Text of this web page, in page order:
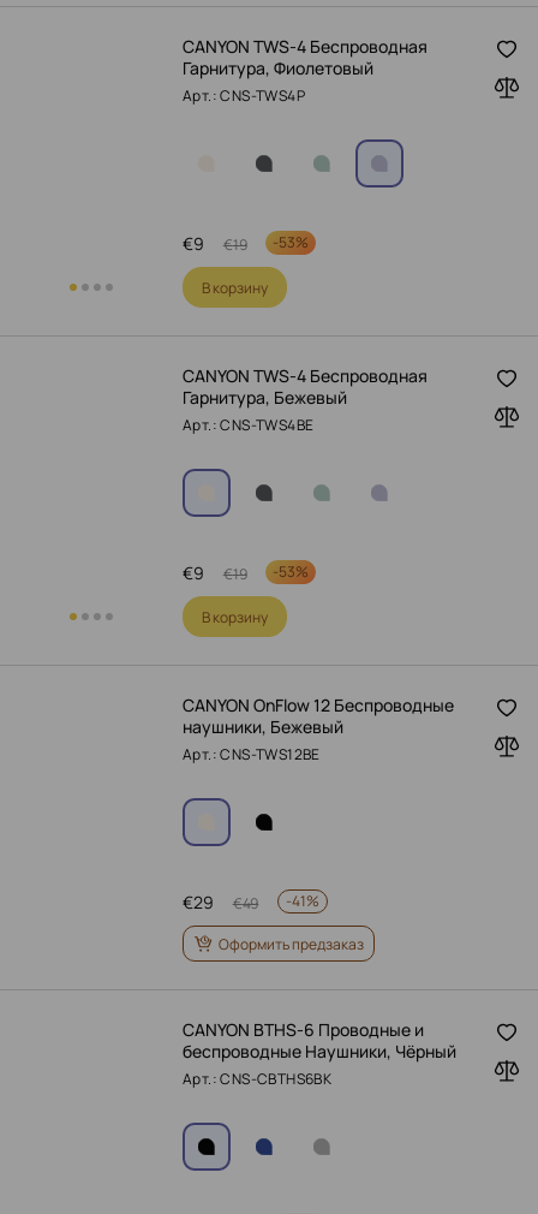
CANYON TWS-4 Беспроводная
Гарнитура, Фиолетовый
Арт.: CNS-TWS4P
9
€ 19
€ -53%
В корзину
CANYON TWS-4 Беспроводная
Гарнитура, Бежевый
Арт.: CNS-TWS4BE
9
€ 19
€ -53%
В корзину
CANYON OnFlow 12 Беспроводные
наушники, Бежевый
Арт.: CNS-TWS12BE
29
€ 49
€ -41%
Оформить предзаказ
CANYON BTHS-6 Проводные и
беспроводные Наушники, Чёрный
Арт.: CNS-CBTHS6BK